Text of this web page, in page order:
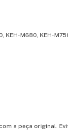
KEH-M680, KEH-
a peça original.